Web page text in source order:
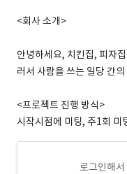
<회사 소개>
안녕하세요, 치킨집, 피자
러서 사람을 쓰는 일당 간
<프로젝트 진행 방식>
시작시점에 미팅, 주1회 미
로그인해